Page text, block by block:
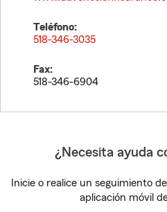
Teléfono:
518-346-3035
Fax:
518-346-6904
¿Necesita ayuda
Inicie o realice un seguimiento
aplicación móvil